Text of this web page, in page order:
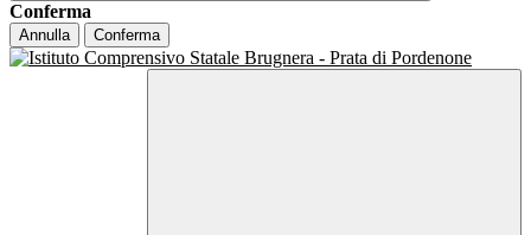
Conferma
Annulla Conferma